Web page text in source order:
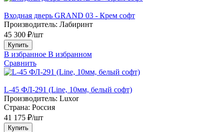
Входная дверь GRAND 03 - Крем софт
Производитель: Лабиринт
45 300 ₽/шт
Купить
В избранное В избранном
Сравнить
L-45 ФЛ-291 (Line, 10мм, белый софт)
Производитель: Luxor
Страна: Россия
41 175 ₽/шт
Купить